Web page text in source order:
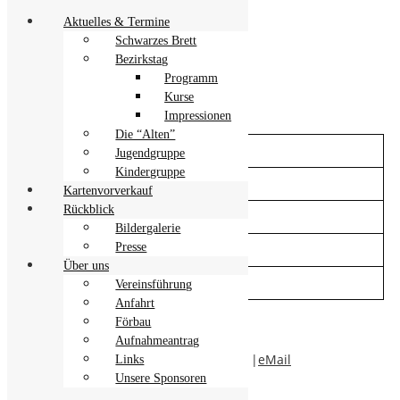
Arbeit an der Rolle
Clownstheater
Maske wie Comic-Figuren
Groteskes Theater
Szenisches (kreatives) Schreiben
Impressum & Datenschutz
Copyright by Theatergruppe Förbau e.V.
|eMail
Aktuelles & Termine
Schwarzes Brett
Bezirkstag
Programm
Kurse
Impressionen
Die “Alten”
Jugendgruppe
Kindergruppe
Kartenvorverkauf
Rückblick
Bildergalerie
Presse
Über uns
Vereinsführung
Anfahrt
Förbau
Aufnahmeantrag
Links
Unsere Sponsoren